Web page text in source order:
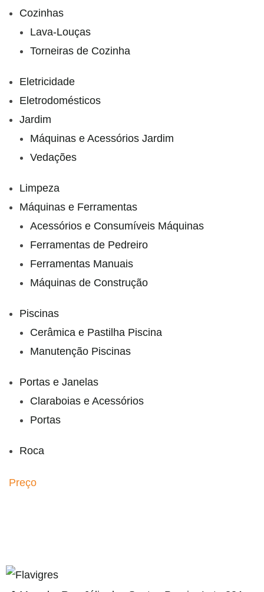
Cozinhas
Lava-Louças
Torneiras de Cozinha
Eletricidade
Eletrodomésticos
Jardim
Máquinas e Acessórios Jardim
Vedações
Limpeza
Máquinas e Ferramentas
Acessórios e Consumíveis Máquinas
Ferramentas de Pedreiro
Ferramentas Manuais
Máquinas de Construção
Piscinas
Cerâmica e Pastilha Piscina
Manutenção Piscinas
Portas e Janelas
Claraboias e Acessórios
Portas
Roca
Preço
resmi adresi